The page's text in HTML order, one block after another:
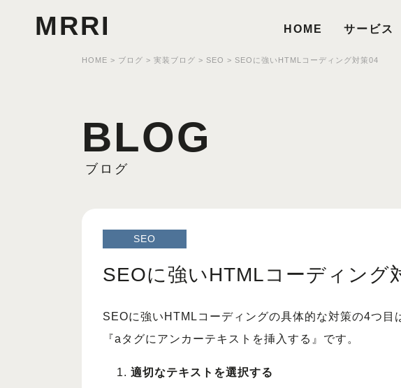
MRRI HOME サービス
HOME > ブログ > 実装ブログ > SEO > SEOに強いHTMLコーディング対策04
BLOG
ブログ
SEO
SEOに強いHTMLコーディング
SEOに強いHTMLコーディングの具体的な対策の4つ目
『aタグにアンカーテキストを挿入する』です。
適切なテキストを選択する